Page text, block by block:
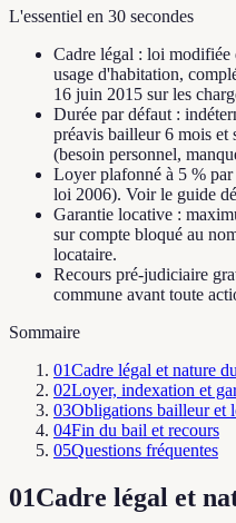
L'essentiel en 30 secondes
Cadre légal : loi modifiée
usage d'habitation,
16 juin 2015 sur les
Durée par défaut :
préavis bailleur 6 mois
(besoin personnel,
Loyer plafonné à 5 %
loi 2006). Voir le guide
Garantie locative :
sur compte bloqué au
locataire.
Recours pré-judiciaire
commune avant toute
Sommaire
01Cadre légal et nature
02Loyer, indexation et
03Obligations bailleur et
04Fin du bail et recours
05Questions fréquentes
01Cadre légal et